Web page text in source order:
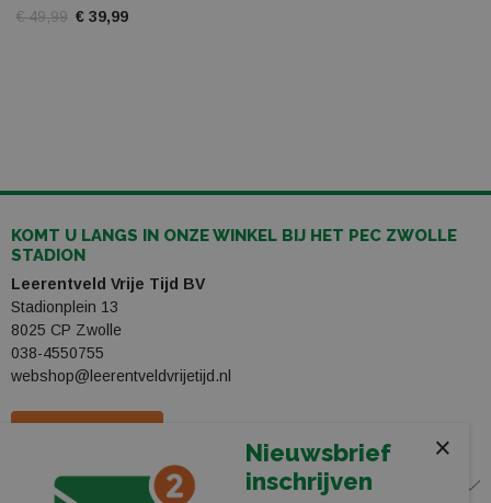
€ 49,99 € 39,99
KOMT U LANGS IN ONZE WINKEL BIJ HET PEC ZWOLLE
STADION
Leerentveld Vrije Tijd BV
Stadionplein 13
8025 CP Zwolle
038-4550755
webshop@leerentveldvrijetijd.nl
WINKEL
×
Nieuwsbrief
inschrijven